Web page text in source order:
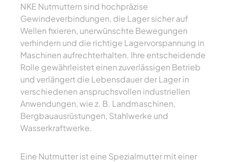
NKE Nutmuttern sind hochpräzise
Gewindeverbindungen, die Lager sicher auf
Wellen fixieren, unerwünschte Bewegungen
verhindern und die richtige Lagervorspannung in
Maschinen aufrechterhalten. Ihre entscheidende
Rolle gewährleistet einen zuverlässigen Betrieb
und verlängert die Lebensdauer der Lager in
verschiedenen anspruchsvollen industriellen
Anwendungen, wie z. B. Landmaschinen,
Bergbauausrüstungen, Stahlwerke und
Wasserkraftwerke.
Eine Nutmutter ist eine Spezialmutter mit einer